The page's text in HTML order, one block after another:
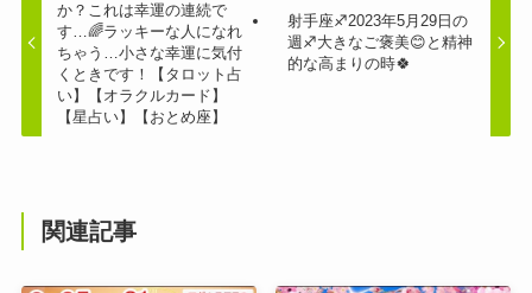
か？これは幸運の連続で
す…🌈ラッキーな人になれ
ちゃう…小さな幸運に気付
くときです！【タロット占
い】【オラクルカード】
【星占い】【おとめ座】
射手座♐️2023年5月29日の
週♐️大きなご褒美😊と精神
的な高まりの時🍀
関連記事